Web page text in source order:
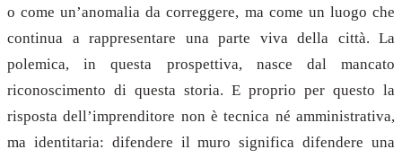
o come un’anomalia da correggere, ma come un luogo che
continua a rappresentare una parte viva della città. La
polemica, in questa prospettiva, nasce dal mancato
riconoscimento di questa storia. E proprio per questo la
risposta dell’imprenditore non è tecnica né amministrativa,
ma identitaria: difendere il muro significa difendere una